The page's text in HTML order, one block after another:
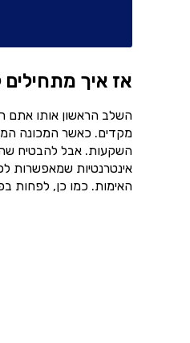
אז איך
השלב הראשון אותו אתם
מקדים. כאשר המכונה
השקעות. אבל להבטיח
אינטרנטיות שמאפשרות
האימות. כמו כן, לפחות